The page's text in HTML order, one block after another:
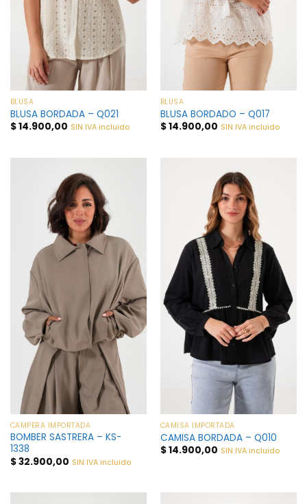
BLUSA
BLUSA BORDADA – Q021
$14.900,00 SIN IVA incluido
BLUSA
BLUSA BORDADO – Q017
$14.900,00 SIN IVA incluido
CAMPERA IMPORTADA
BOMBER SASTRERA – KS-
1338
$32.900,00 SIN IVA incluido
CAMISA IMPORTADA
CAMISA BORDADA – Q010
$14.900,00 SIN IVA incluido